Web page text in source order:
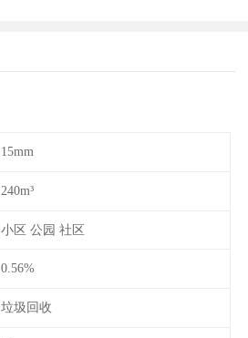
15mm
240m³
小区 公园 社区
0.56%
垃圾回收